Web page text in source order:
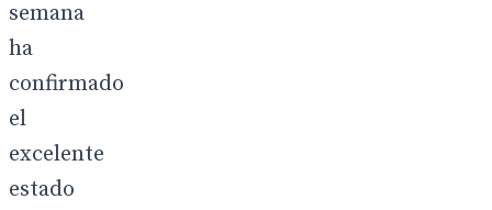
semana
ha
confirmado
el
excelente
estado